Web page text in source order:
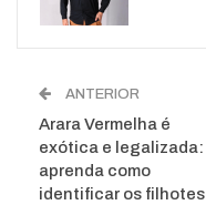
ANTERIOR
Arara Vermelha é
exótica e legalizada:
aprenda como
identificar os filhotes